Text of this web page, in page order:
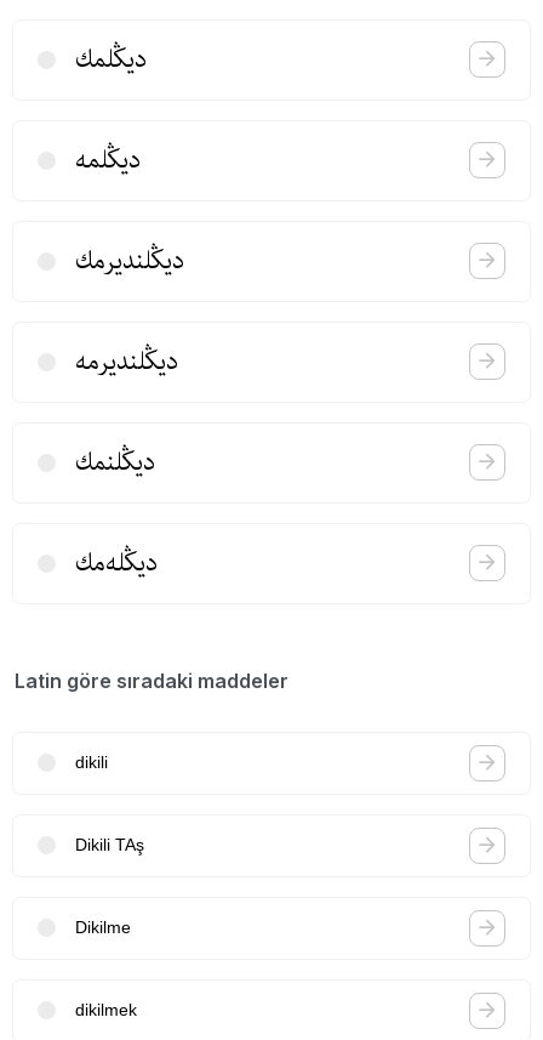
دیڭلمك
دیڭلمه
دیڭلندیرمك
دیڭلندیرمه
دیڭلنمك
دیڭله‌مك
Latin göre sıradaki maddeler
dikili
Dikili TAş
Dikilme
dikilmek